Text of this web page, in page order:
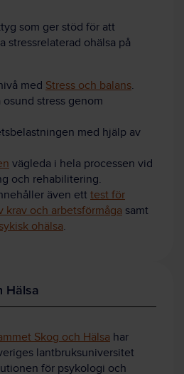
som ger stöd för att
stressrelaterad ohälsa på
med Stress och balans.
stress genom
med hjälp av
vägleda i hela processen vid
och rehabilitering.
även ett test för
krav och arbetsförmåga samt
ohälsa.
Hälsa
Skog och Hälsa har
lantbruksuniversitet
för psykologi och